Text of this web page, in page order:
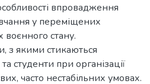
впровадження
у переміщених
воєнного стану.
з якими стикаються
студенти при організації
часто нестабільних умовах.